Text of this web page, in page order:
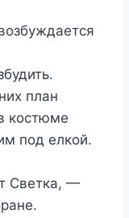
план
костюме
под елкой.
Светка, —